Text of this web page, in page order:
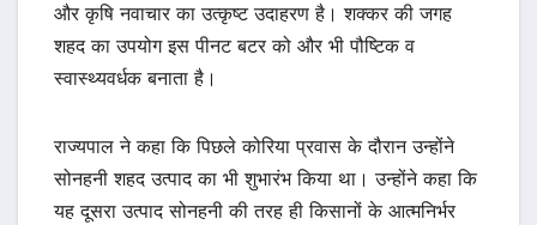
और कृषि नवाचार का उत्कृष्ट उदाहरण है। शक्कर की जगह
शहद का उपयोग इस पीनट बटर को और भी पौष्टिक व
स्वास्थ्यवर्धक बनाता है।
राज्यपाल ने कहा कि पिछले कोरिया प्रवास के दौरान उन्होंने
सोनहनी शहद उत्पाद का भी शुभारंभ किया था। उन्होंने कहा कि
यह दूसरा उत्पाद सोनहनी की तरह ही किसानों के आत्मनिर्भर